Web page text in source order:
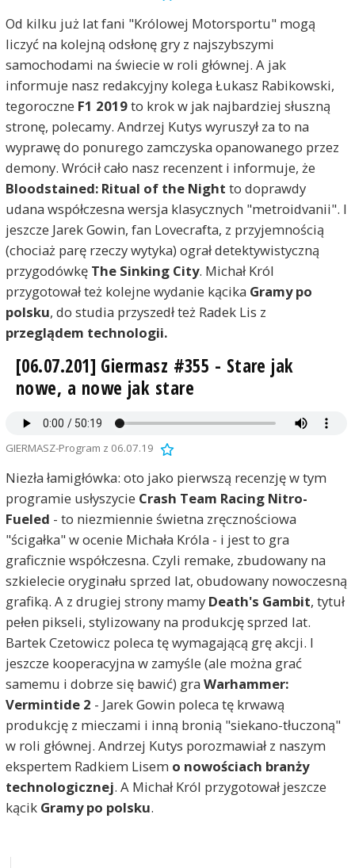
Od kilku już lat fani "Królowej Motorsportu" mogą
liczyć na kolejną odsłonę gry z najszybszymi
samochodami na świecie w roli głównej. A jak
informuje nasz redakcyjny kolega Łukasz Rabikowski,
tegoroczne F1 2019to krok w jak najbardziej słuszną
stronę, polecamy. Andrzej Kutys wyruszył za to na
wyprawę do ponurego zamczyska opanowanego przez
demony. Wrócił cało nasz recenzent i informuje, że
Bloodstained: Ritual of the Night to doprawdy
udana współczesna wersja klasycznych "metroidvanii". I
jeszcze Jarek Gowin, fan Lovecrafta, z przyjemnością
(chociaż parę rzeczy wytyka) ograł detektywistyczną
przygodówkę The Sinking City. Michał Król
przygotował też kolejne wydanie kącika Gramy po
polsku, do studia przyszedł też Radek Lis z
przeglądem technologii.
[06.07.201] Giermasz #355 - Stare jak
nowe, a nowe jak stare
GIERMASZ-Program z 06.07.19
Niezła łamigłówka: oto jako pierwszą recenzję w tym
programie usłyszycie Crash Team Racing Nitro-
Fueled - to niezmiennie świetna zręcznościowa
"ścigałka" w ocenie Michała Króla - i jest to gra
graficznie współczesna. Czyli remake, zbudowany na
szkielecie oryginału sprzed lat, obudowany nowoczesną
grafiką. A z drugiej strony mamy Death's Gambit, tytuł
pełen pikseli, stylizowany na produkcję sprzed lat.
Bartek Czetowicz poleca tę wymagającą grę akcji. I
jeszcze kooperacyjna w zamyśle (ale można grać
samemu i dobrze się bawić) gra Warhammer:
Vermintide 2 - Jarek Gowin poleca tę krwawą
produkcję z mieczami i inną bronią "siekano-tłuczoną"
w roli głównej. Andrzej Kutys porozmawiał z naszym
ekspertem Radkiem Lisem o nowościach branży
technologicznej. A Michał Król przygotował jeszcze
kącik Gramy po polsku.